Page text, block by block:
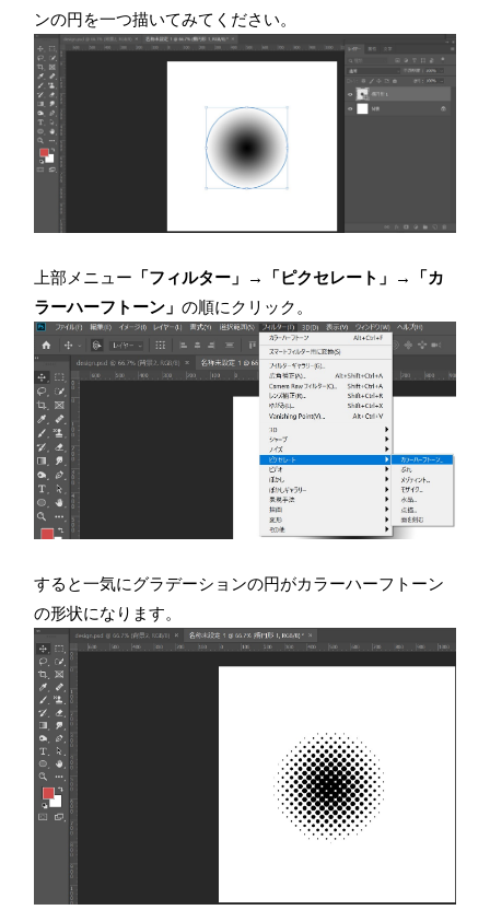
ンの円を一つ描いてみてください。
上部メニュー 「フィルター」→「ピクセレート」→「カ
ラーハーフトーン」 の順にクリック。
すると一気にグラデーションの円がカラーハーフトーン
の形状になります。